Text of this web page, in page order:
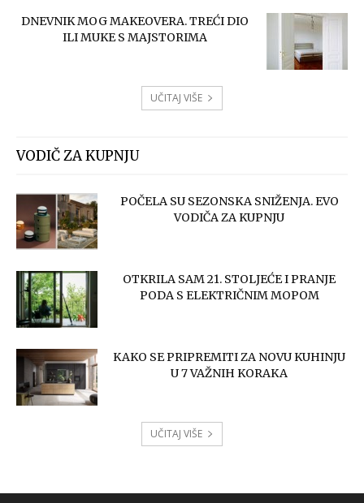
DNEVNIK MOG MAKEOVERA. TREĆI DIO
ILI MUKE S MAJSTORIMA
UČITAJ VIŠE
VODIČ ZA KUPNJU
POČELA SU SEZONSKA SNIŽENJA. EVO
VODIČA ZA KUPNJU
OTKRILA SAM 21. STOLJEĆE I PRANJE
PODA S ELEKTRIČNIM MOPOM
KAKO SE PRIPREMITI ZA NOVU KUHINJU
U 7 VAŽNIH KORAKA
UČITAJ VIŠE